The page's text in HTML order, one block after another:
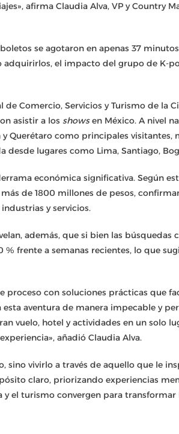
afirma Claudia Alva, VP y Country
se agotaron en apenas 37
adquirirlos, el impacto del grupo de K-
Comercio, Servicios y Turismo de la
asistir a los showsen México. A nivel
Querétaro como principales visitantes,
lugares como Lima, Santiago,
económica significativa. Según
de 1800 millones de pesos,
y servicios.
además, que si bien las búsquedas
frente a semanas recientes, lo que
proceso con soluciones prácticas que
aventura de manera impecable y
vuelo, hotel y actividades en un solo
añadió Claudia Alva.
sino vivirlo a través de aquello que le
claro, priorizando experiencias
el turismo convergen para transformar